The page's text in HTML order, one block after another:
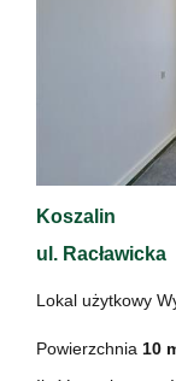
Koszalin
ul. Racławicka
Lokal użytkowy
Powierzchnia 10